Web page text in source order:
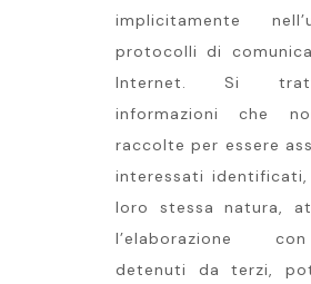
implicitamente
protocolli di
Internet. Si
informazioni che
raccolte per essere
interessati
loro stessa natura,
l’elaborazione
detenuti da terzi,